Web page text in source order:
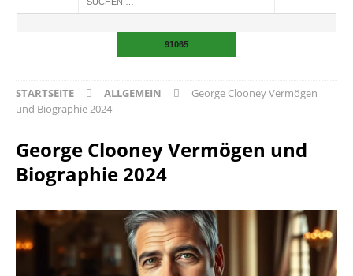
STARTSEITE ALLGEMEIN
George Clooney Vermögen
und Biographie 2024
George Clooney Vermögen und
Biographie 2024